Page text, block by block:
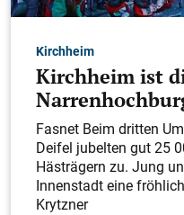
Kirchheim
Kirchheim ist
Fasnet Beim dritten
Deifel jubelten gut 25
Hästrägern zu. Jung
Innenstadt eine
Krytzner